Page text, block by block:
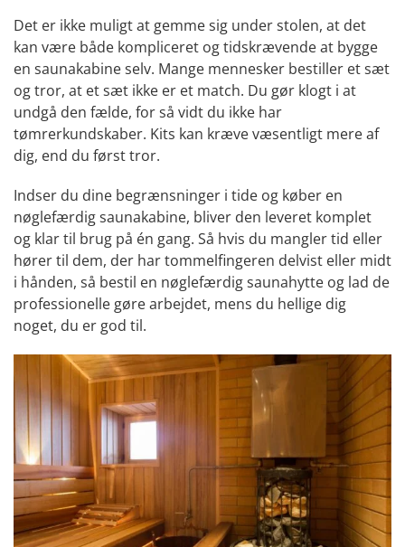
Det er ikke muligt at gemme sig under stolen, at det
kan være både kompliceret og tidskrævende at bygge
en saunakabine selv. Mange mennesker bestiller et sæt
og tror, ​​at et sæt ikke er et match. Du gør klogt i at
undgå den fælde, for så vidt du ikke har
tømrerkundskaber. Kits kan kræve væsentligt mere af
dig, end du først tror.
Indser du dine begrænsninger i tide og køber en
nøglefærdig saunakabine, bliver den leveret komplet
og klar til brug på én gang. Så hvis du mangler tid eller
hører til dem, der har tommelfingeren delvist eller midt
i hånden, så bestil en nøglefærdig saunahytte og lad de
professionelle gøre arbejdet, mens du hellige dig
noget, du er god til.